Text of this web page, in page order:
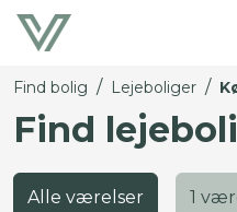
Find bolig / Lejeboliger /
Find
Alle værelser 1